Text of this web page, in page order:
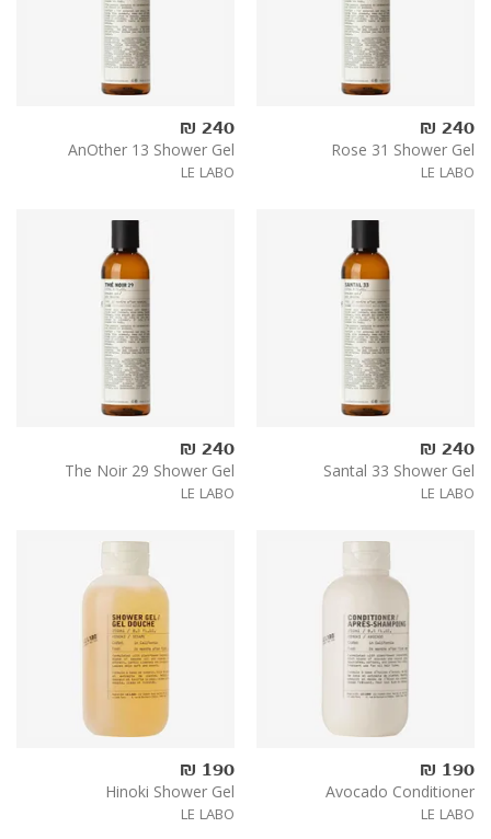
240 ₪
Rose 31 Shower Gel
LE LABO
240 ₪
AnOther 13 Shower Gel
LE LABO
240 ₪
Santal 33 Shower Gel
LE LABO
240 ₪
The Noir 29 Shower Gel
LE LABO
190 ₪
Avocado Conditioner
LE LABO
190 ₪
Hinoki Shower Gel
LE LABO